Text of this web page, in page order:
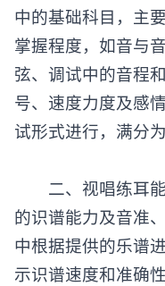
中的基础科目，主
掌握程度，如音与
弦、调试中的音程
号、速度力度及感
试形式进行，满分为
二、视唱练耳能
的识谱能力及音准
中根据提供的乐谱
示识谱速度和准确